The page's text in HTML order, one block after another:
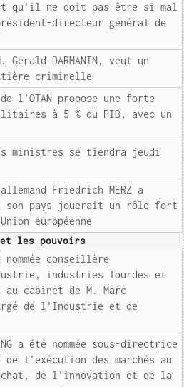
qu'il ne doit pas être si mal
directeur général de
Gérald DARMANIN, veut un
criminelle
l'OTAN propose une forte
à 5 % du PIB, avec un
ministres se tiendra jeudi
Friedrich MERZ a
son pays jouerait un rôle fort
européenne
et les pouvoirs
nommée conseillère
industries lourdes et
cabinet de M. Marc
de l'Industrie et de
a été nommée sous-directrice
l'exécution des marchés au
de l'innovation et de la